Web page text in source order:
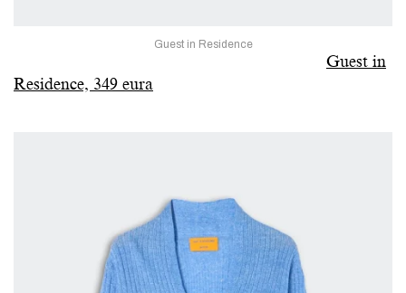
Guest in Residence
Guest in
Residence, 349 eura